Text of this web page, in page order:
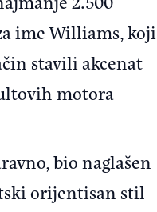
ime Williams, koji
stavili akcenat
motora
bio naglašen
orijentisan stil